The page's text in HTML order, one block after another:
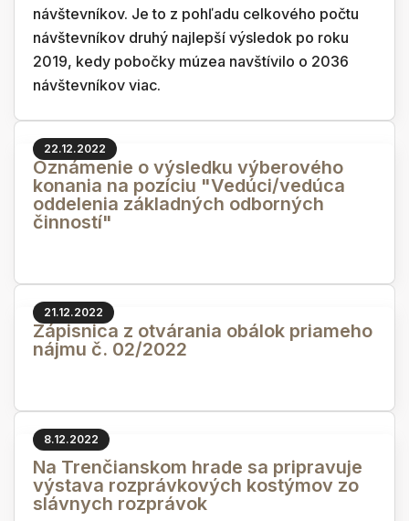
návštevníkov. Je to z pohľadu celkového počtu
návštevníkov druhý najlepší výsledok po roku
2019, kedy pobočky múzea navštívilo o 2036
návštevníkov viac.
22.12.2022
Oznámenie o výsledku výberového
konania na pozíciu "Vedúci/vedúca
oddelenia základných odborných
činností"
21.12.2022
Zápisnica z otvárania obálok priameho
nájmu č. 02/2022
8.12.2022
Na Trenčianskom hrade sa pripravuje
výstava rozprávkových kostýmov zo
slávnych rozprávok